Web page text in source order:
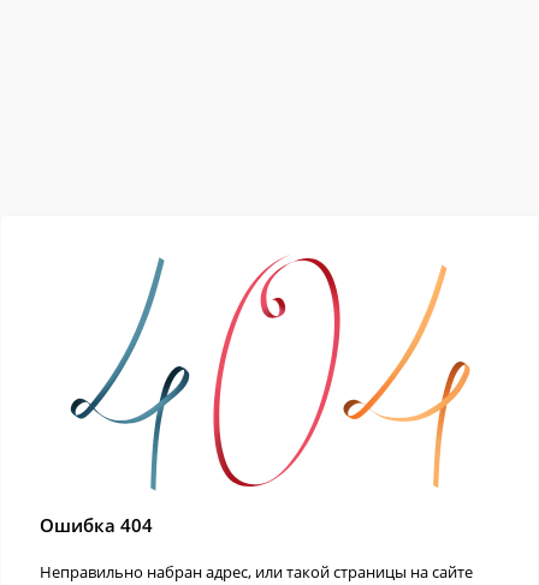
Ошибка 404
Неправильно набран адрес, или такой страницы на сайте